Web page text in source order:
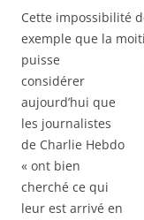
Cette impossibilité
exemple que la
puisse
considérer
aujourd’hui que
les journalistes
de Charlie Hebdo
« ont bien
cherché ce qui
leur est arrivé en